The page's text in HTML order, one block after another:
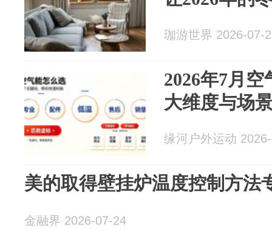
珈游世界 2026-07-
2026年7月
大维度与场
缘河户外运动
美的取得壁挂炉温度控制方法
金融界 2026-07-24